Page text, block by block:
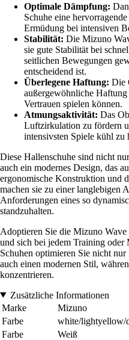
Optimale Dämpfung:
Schuhe eine
Ermüdung bei intensiven
Stabilität: Die Mizuno
sie gute Stabilität bei
seitlichen Bewegungen
entscheidend ist.
Überlegene Haftung: Die
außergewöhnliche
Vertrauen spielen können.
Atmungsaktivität: Das
Luftzirkulation zu fördern
intensivsten Spiele kühl zu
Diese Hallenschuhe sind nicht
auch ein modernes Design, das
ergonomische Konstruktion und
machen sie zu einer langlebigen
Anforderungen eines so
standzuhalten.
Adoptieren Sie die Mizuno
und sich bei jedem Training oder
Schuhen optimieren Sie nicht
auch einen modernen Stil,
konzentrieren.
Zusätzliche Informationen
Marke
Mizuno
Farbe
white/lightyellow/
Farbe
Weiß